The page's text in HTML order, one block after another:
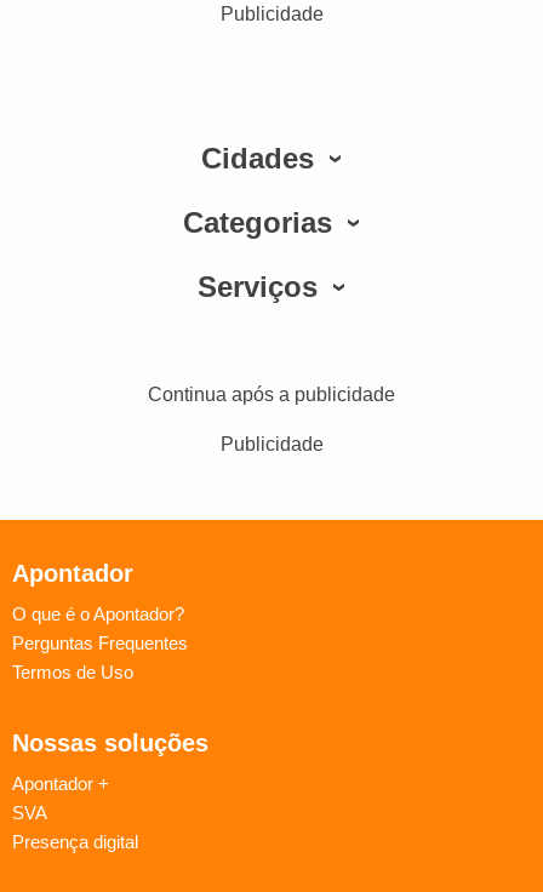
Publicidade
Cidades
Categorias
Serviços
Continua após a publicidade
Publicidade
Apontador
O que é o Apontador?
Perguntas Frequentes
Termos de Uso
Nossas soluções
Apontador +
SVA
Presença digital